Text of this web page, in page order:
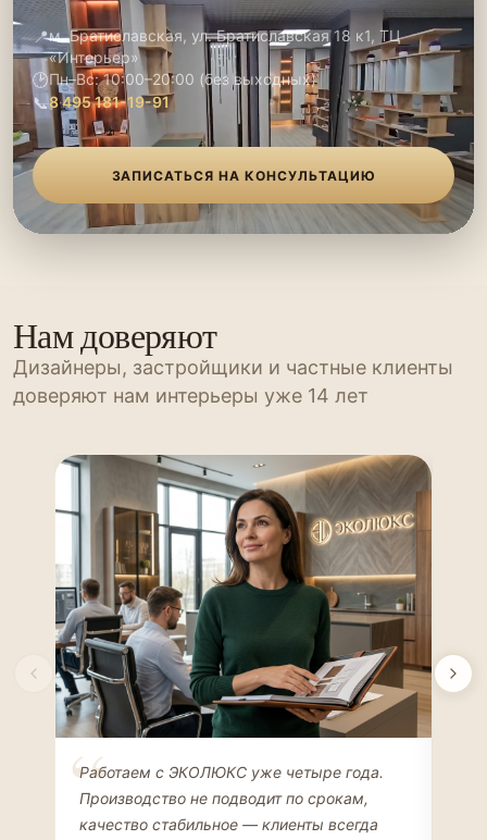
📍м. Братиславская, ул. Братиславская 18 к1, ТЦ
«Интерьер»
🕑Пн–Вс: 10:00–20:00 (без выходных)
📞8 495 181-19-91
ЗАПИСАТЬСЯ НА КОНСУЛЬТАЦИЮ
Нам доверяют
Дизайнеры, застройщики и частные клиенты
доверяют нам интерьеры уже 14 лет
Елена Соколова
ДИЗАЙНЕР ИНТЕРЬЕРОВ
Работаем с ЭКОЛЮКС уже четыре года.
Производство не подводит по срокам,
качество стабильное — клиенты всегда